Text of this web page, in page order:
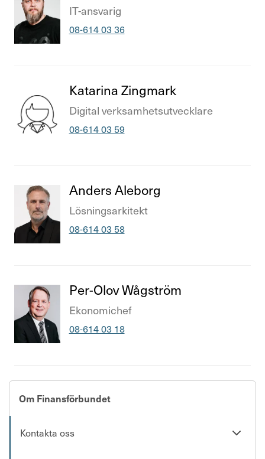
Titel
IT-ansvarig
Telefonnummer
08-614 03 36
Titel
Kata­rina Zing­mark
Titel
Digital verk­sam­hets­ut­veck­lare
Telefonnummer
08-614 03 59
Titel
Anders Aleborg
Titel
Lösnings­ar­ki­tekt
Telefonnummer
08-614 03 58
Titel
Per-Olov Wågström
Titel
Ekono­mi­chef
Telefonnummer
08-614 03 18
Om Finansförbundet
Kontakta oss
Se